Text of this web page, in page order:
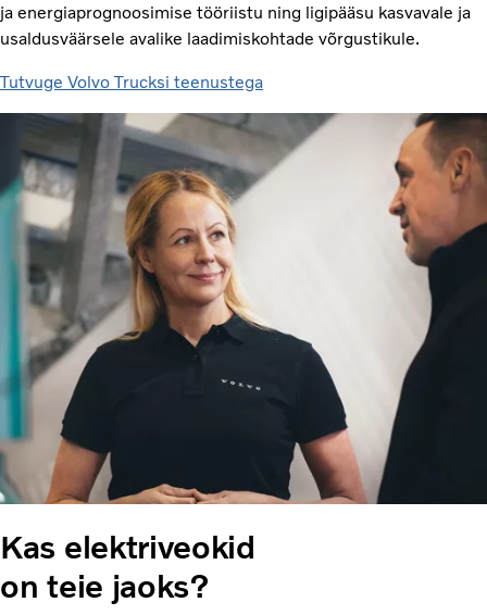
ja energiaprognoosimise tööriistu ning ligipääsu kasvavale ja
usaldusväärsele avalike laadimiskohtade võrgustikule.
Tutvuge Volvo Trucksi teenustega
Kas elektriveokid
on teie jaoks?